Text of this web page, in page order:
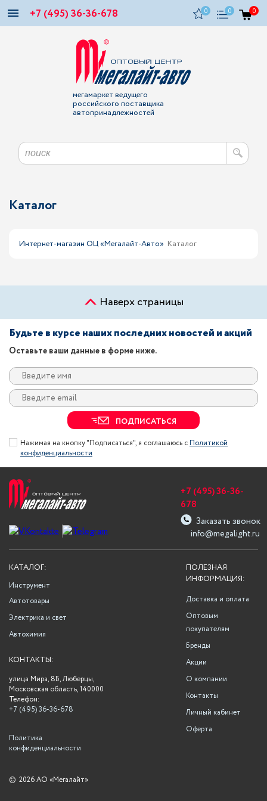
+7 (495) 36-36-678 0 0 0
мегамаркет ведущего
российского поставщика
автопринадлежностей
Каталог
Интернет-магазин ОЦ «Мегалайт-Авто» Каталог
Наверх страницы
Будьте в курсе наших последних новостей и акций
Оставьте ваши данные в форме ниже.
ПОДПИСАТЬСЯ
Нажимая на кнопку "Подписаться", я соглашаюсь сПолитикой
конфиденциальности
info@megalight.ru
+7 (495) 36-36-
678
Заказать звонок
ПОЛЕЗНАЯ
ИНФОРМАЦИЯ:
Доставка и оплата
Оптовым
покупателям
Бренды
Акции
О компании
Контакты
Личный кабинет
Оферта
КАТАЛОГ:
Инструмент
Автотовары
Электрика и свет
Автохимия
КОНТАКТЫ:
улица Мира, 8Б, Люберцы,
Московская область, 140000
Телефон:
+7 (495) 36-36-678
Политика
конфиденциальности
© 2026 АО «Мегалайт»